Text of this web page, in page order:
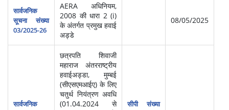
सार्वजनिक
सूचना संख्या
03/2025-26
AERA अधिनियम,
2008 की धारा 2 (i)
के अंतर्गत प्रमुख हवाई
अड्डे
08/05/2025
सार्वजनिक
छत्रपति शिवाजी
महाराज अंतरराष्‍ट्रीय
हवाईअड्डा, मुम्‍बई
(सीएसएमआईए) के लिए
चतुर्थ नियंत्रण अवधि
(01.04.2024 से
सीपी संख्या